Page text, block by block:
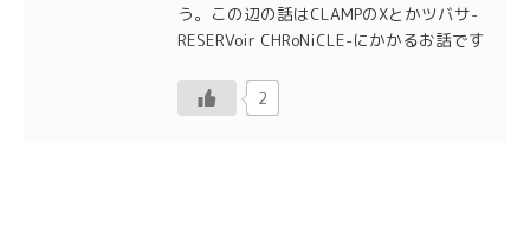
う。この辺の話はCLAMPのXとかツバサ-
RESERVoir CHRoNiCLE-にかかるお話です
2